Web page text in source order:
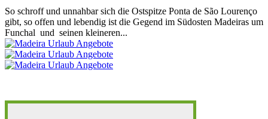
So schroff und unnahbar sich die Ostspitze Ponta de São Lourenço
gibt, so offen und lebendig ist die Gegend im Südosten Madeiras um
Funchal und seinen kleineren...